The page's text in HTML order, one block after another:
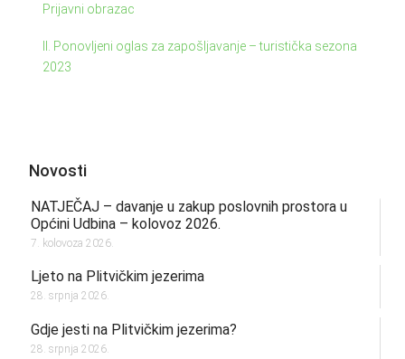
Prijavni obrazac
II. Ponovljeni oglas za zapošljavanje – turistička sezona
2023
Novosti
NATJEČAJ – davanje u zakup poslovnih prostora u
Općini Udbina – kolovoz 2026.
7. kolovoza 2026.
Ljeto na Plitvičkim jezerima
28. srpnja 2026.
Gdje jesti na Plitvičkim jezerima?
28. srpnja 2026.